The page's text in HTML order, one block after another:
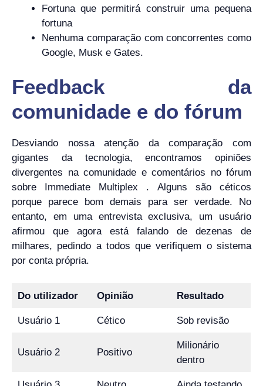
Fortuna que permitirá construir uma pequena
fortuna
Nenhuma comparação com concorrentes como
Google, Musk e Gates.
Feedback da
comunidade e do fórum
Desviando nossa atenção da comparação com
gigantes da tecnologia, encontramos opiniões
divergentes na comunidade e comentários no fórum
sobre Immediate Multiplex . Alguns são céticos
porque parece bom demais para ser verdade. No
entanto, em uma entrevista exclusiva, um usuário
afirmou que agora está falando de dezenas de
milhares, pedindo a todos que verifiquem o sistema
por conta própria.
Do utilizador Opinião Resultado
Usuário 1 Cético Sob revisão
Usuário 2 Positivo
Milionário
dentro